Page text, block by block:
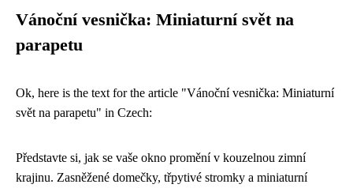
Vánoční vesnička: Miniaturní svět na
parapetu
Ok, here is the text for the article "Vánoční vesnička: Miniaturní
svět na parapetu" in Czech:
Představte si, jak se vaše okno promění v kouzelnou zimní
krajinu. Zasněžené domečky, třpytivé stromky a miniaturní